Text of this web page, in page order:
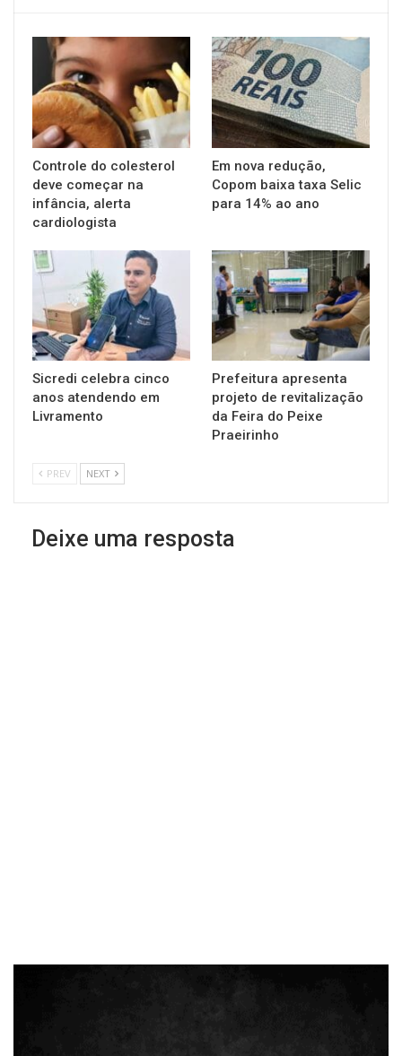
Controle do colesterol
deve começar na
infância, alerta
cardiologista
Em nova redução,
Copom baixa taxa Selic
para 14% ao ano
Sicredi celebra cinco
anos atendendo em
Livramento
Prefeitura apresenta
projeto de revitalização
da Feira do Peixe
Praeirinho
PREV NEXT
Deixe uma resposta